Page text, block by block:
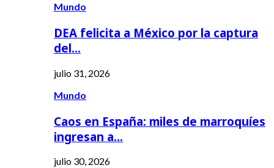
Mundo
DEA felicita a México por la captura
del…
julio 31, 2026
Mundo
Caos en España: miles de marroquíes
ingresan a…
julio 30, 2026